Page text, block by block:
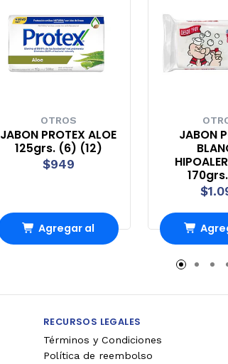
OTROS
JABON PROTEX ALOE
125grs. (6) (12)
$949
Agregar al
JABON
RECURSOS LEGALES
Términos y Condiciones
Política de reembolso